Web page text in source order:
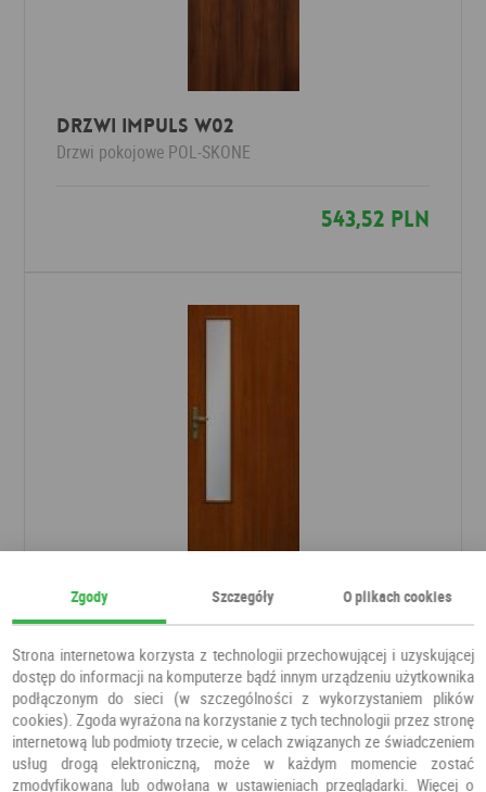
Drzwi Impuls W02
Drzwi pokojowe POL-SKONE
543,52 PLN
Drzwi Deco 04
Drzwi pokojowePOL-SKONE
639,84 PLN
Zgody Szczegóły O plikach cookies
Strona internetowa korzysta z technologii przechowującej i uzyskującej
dostęp do informacji na komputerze bądź innym urządzeniu użytkownika
podłączonym do sieci (w szczególności z wykorzystaniem plików
cookies). Zgoda wyrażona na korzystanie z tych technologii przez stronę
internetową lub podmioty trzecie, w celach związanych ze świadczeniem
usług drogą elektroniczną, może w każdym momencie zostać
zmodyfikowana lub odwołana w ustawieniach przeglądarki. Więcej o